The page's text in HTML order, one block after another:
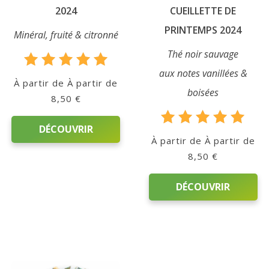
2024
Minéral, fruité & citronné
Note
5.00
sur 5
À partir de
8,50 €
DÉCOUVRIR
CUEILLETTE DE
PRINTEMPS 2024
Thé noir sauvage
aux notes vanillées &
boisées
Note
5.00
sur 5
À partir de
8,50€
DÉCOUVRIR